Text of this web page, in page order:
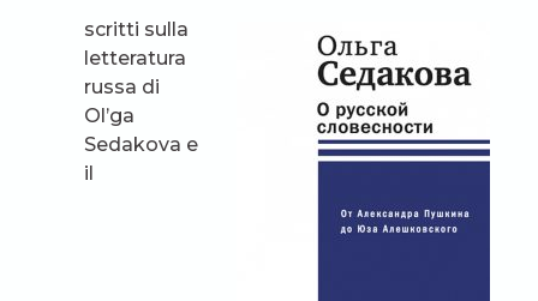
scritti sulla
letteratura
russa di
Ol’ga
Sedakova e
il